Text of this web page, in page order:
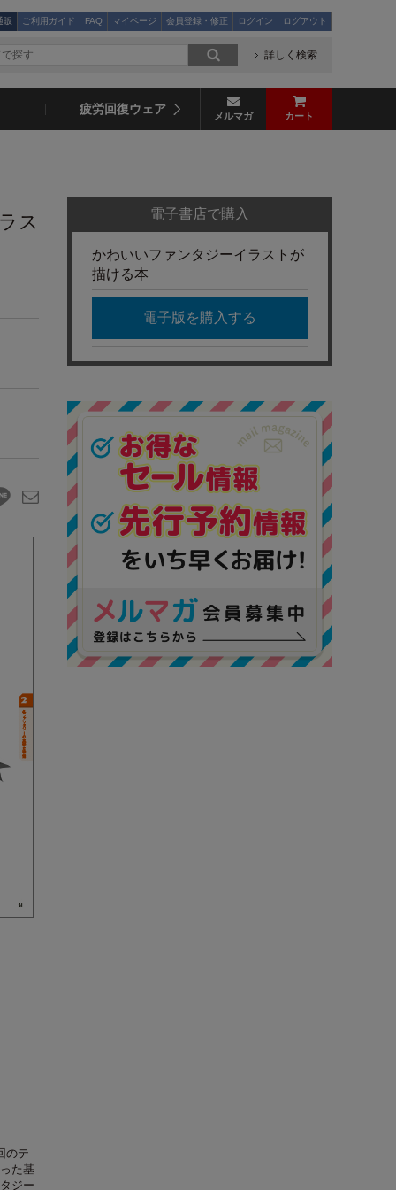
販 ご利用ガイド FAQ マイページ 会員登録・修正 ログイン ログアウト
詳しく検索
疲労回復ウェア メルマガ カート
ス
のテ
た基
ジー
電子書店で購入
かわいいファンタジーイラストが
描ける本
電子版を購入する